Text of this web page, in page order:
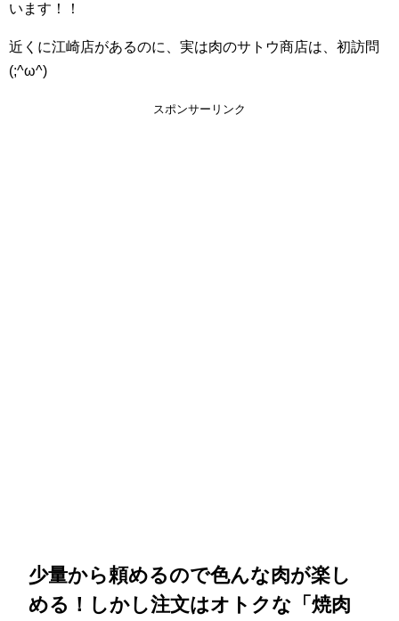
います！！
近くに江崎店があるのに、実は肉のサトウ商店は、初訪問
(;^ω^)
スポンサーリンク
少量から頼めるので色んな肉が楽し
める！しかし注文はオトクな「焼肉